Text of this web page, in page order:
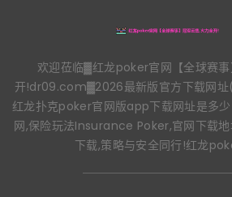
欢迎莅临▓红龙poker官网【全球赛
开!dr09.com▓2026最新版官方下载网址
红龙扑克poker官网版app下载网址是多
网,保险玩法Insurance Poker,官网下载地
下载,策略与安全同行!红龙